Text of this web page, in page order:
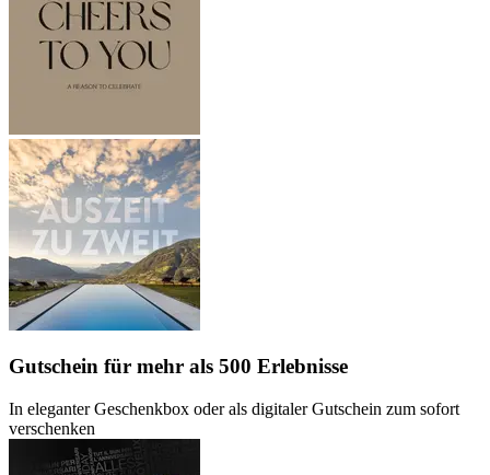
Gutschein für mehr als 500 Erlebnisse
In eleganter Geschenkbox oder als digitaler Gutschein zum sofort
verschenken